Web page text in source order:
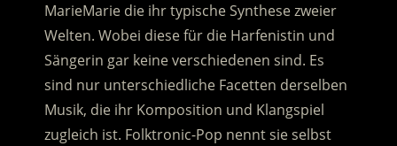
MarieMarie die ihr typische Synthese zweier
Welten. Wobei diese für die Harfenistin und
Sängerin gar keine verschiedenen sind. Es
sind nur unterschiedliche Facetten derselben
Musik, die ihr Komposition und Klangspiel
zugleich ist. Folktronic-Pop nennt sie selbst